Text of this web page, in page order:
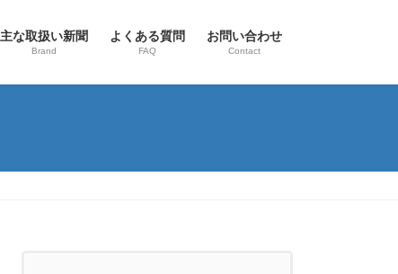
主な取扱い新聞
Brand
よくある質問
FAQ
お問い合わせ
Contact